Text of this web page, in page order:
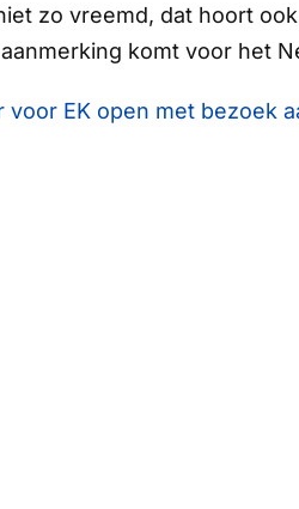
zo vreemd, dat hoort
komt voor het
voor EK open met bezoek